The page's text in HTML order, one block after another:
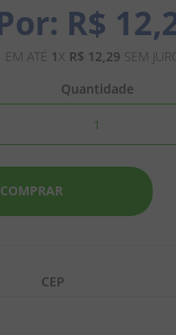
R$ 12,
EM ATÉ 1X R$ 12,29 SEM
Quantidade
COMPRAR
CEP
5
º
chiclete
7 º
9º
biscoito
kit junina